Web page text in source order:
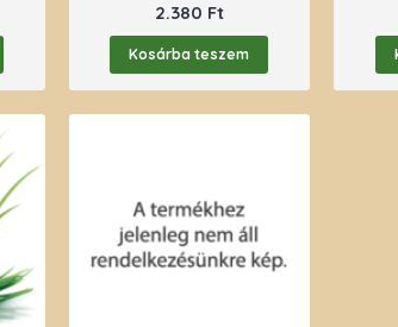
2.380 Ft
Kosárba teszem